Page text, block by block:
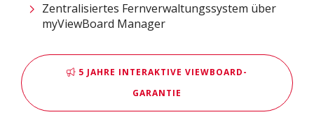
Zentralisiertes Fernverwaltungssystem über
myViewBoard Manager
5 JAHRE INTERAKTIVE VIEWBOARD-
GARANTIE